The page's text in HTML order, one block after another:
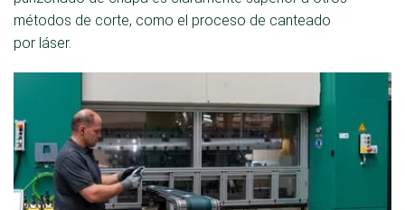
métodos de corte, como el proceso de canteado
por láser.